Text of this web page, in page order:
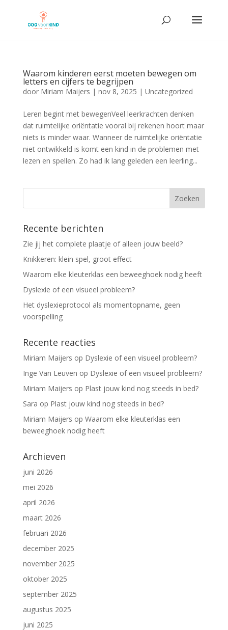
Waarom kinderen eerst moeten bewegen om
letters en cijfers te begrijpen
door Miriam Maijers | nov 8, 2025 | Uncategorized
Leren begint met bewegenVeel leerkrachten denken
dat ruimtelijke oriëntatie vooral bij rekenen hoort maar
niets is minder waar. Wanneer de ruimtelijke oriëntatie
niet ontwikkeld is komt een kind in de problemen met
lezen en spellen. Zo had ik lang geleden een leerling...
Recente berichten
Zie jij het complete plaatje of alleen jouw beeld?
Knikkeren: klein spel, groot effect
Waarom elke kleuterklas een beweeghoek nodig heeft
Dyslexie of een visueel probleem?
Het dyslexieprotocol als momentopname, geen
voorspelling
Recente reacties
Miriam Maijers op Dyslexie of een visueel probleem?
Inge Van Leuven op Dyslexie of een visueel probleem?
Miriam Maijers op Plast jouw kind nog steeds in bed?
Sara op Plast jouw kind nog steeds in bed?
Miriam Maijers op Waarom elke kleuterklas een
beweeghoek nodig heeft
Archieven
juni 2026
mei 2026
april 2026
maart 2026
februari 2026
december 2025
november 2025
oktober 2025
september 2025
augustus 2025
juni 2025